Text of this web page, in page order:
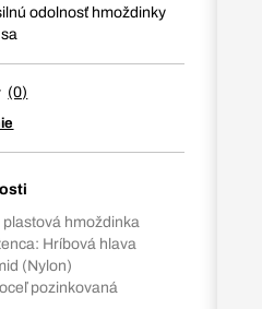
odolnosť hmoždinky
(0)
hmoždinka
Hríbová hlava
(Nylon)
pozinkovaná